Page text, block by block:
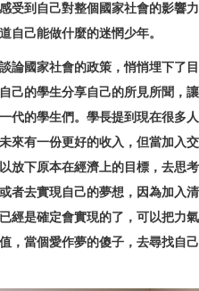
受到自己對整個國家社會的影響力
自己能做什麼的迷惘少年。
國家社會的政策，悄悄埋下了目
己的學生分享自己的所見所聞，讓
代的學生們。學長提到現在很多人
來有一份更好的收入，但當加入交
放下原本在經濟上的目標，去思考
者去實現自己的夢想，因為加入清
經是確定會實現的了，可以把力氣
，當個愛作夢的傻子，去尋找自己